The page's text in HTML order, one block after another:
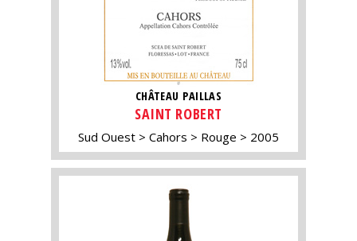
CHÂTEAU PAILLAS
SAINT ROBERT
Sud Ouest Cahors Rouge 2005